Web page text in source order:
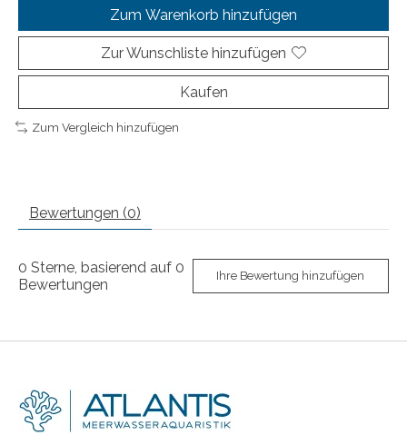
Zum Warenkorb hinzufügen
Zur Wunschliste hinzufügen
Kaufen
Zum Vergleich hinzufügen
Bewertungen (0)
0 Sterne, basierend auf 0
Bewertungen
Ihre Bewertung hinzufügen